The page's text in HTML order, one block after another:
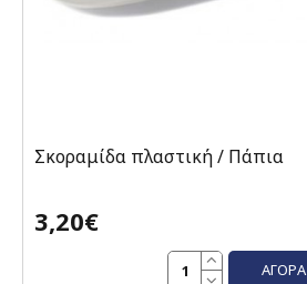
Σκοραμίδα πλαστική / Πάπια
3,20€
ΑΓΟΡΆ